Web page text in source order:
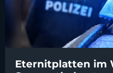
Eternitplatten im